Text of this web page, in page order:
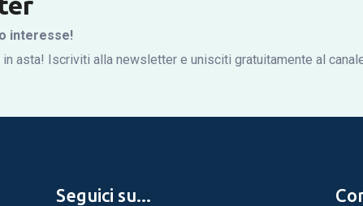
interesse!
asta! Iscriviti alla newsletter e unisciti gratuitamente al
Seguici su...